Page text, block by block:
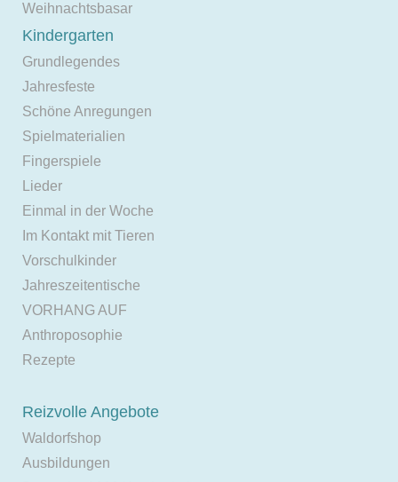
Weihnachtsbasar
Kindergarten
Grundlegendes
Jahresfeste
Schöne Anregungen
Spielmaterialien
Fingerspiele
Lieder
Einmal in der Woche
Im Kontakt mit Tieren
Vorschulkinder
Jahreszeitentische
VORHANG AUF
Anthroposophie
Rezepte
Reizvolle Angebote
Waldorfshop
Ausbildungen